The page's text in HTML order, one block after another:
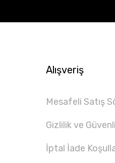
Alışveriş
Mesafeli Satış
Gizlilik ve
İptal İade